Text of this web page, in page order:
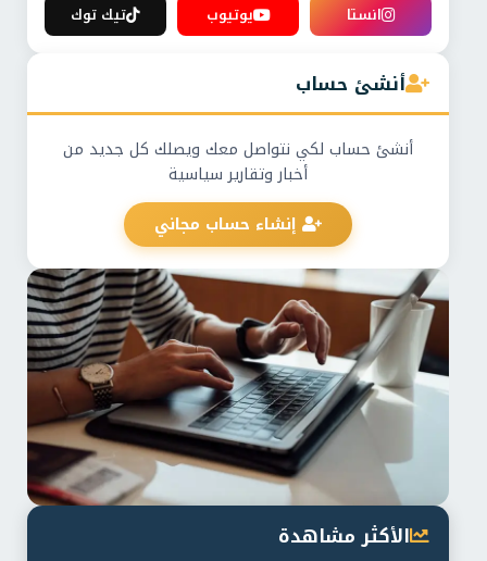
انستا
يوتيوب تيك توك
أنشئ حساب
أنشئ حساب لكي نتواصل معك ويصلك كل جديد من
أخبار وتقارير سياسية
إنشاء حساب مجاني
الأكثر مشاهدة